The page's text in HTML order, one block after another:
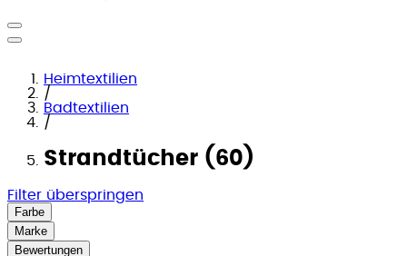
Heimtextilien
/
Badtextilien
/
Strandtücher (60)
Filter überspringen
Farbe
Marke
Bewertungen